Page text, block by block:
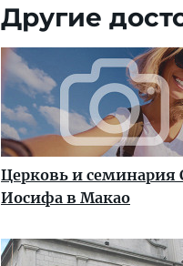
Другие
Церковь и семинария
Иосифа в Макао